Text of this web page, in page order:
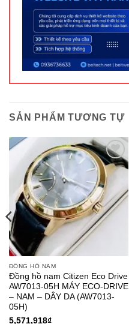
SẢN PHẨM TƯƠNG TỰ
ĐỒNG HỒ NAM
Đồng hồ nam Citizen Eco Drive
AW7013-05H MÁY ECO-DRIVE
– NAM – DÂY DA (AW7013-
05H)
5,571,918₫